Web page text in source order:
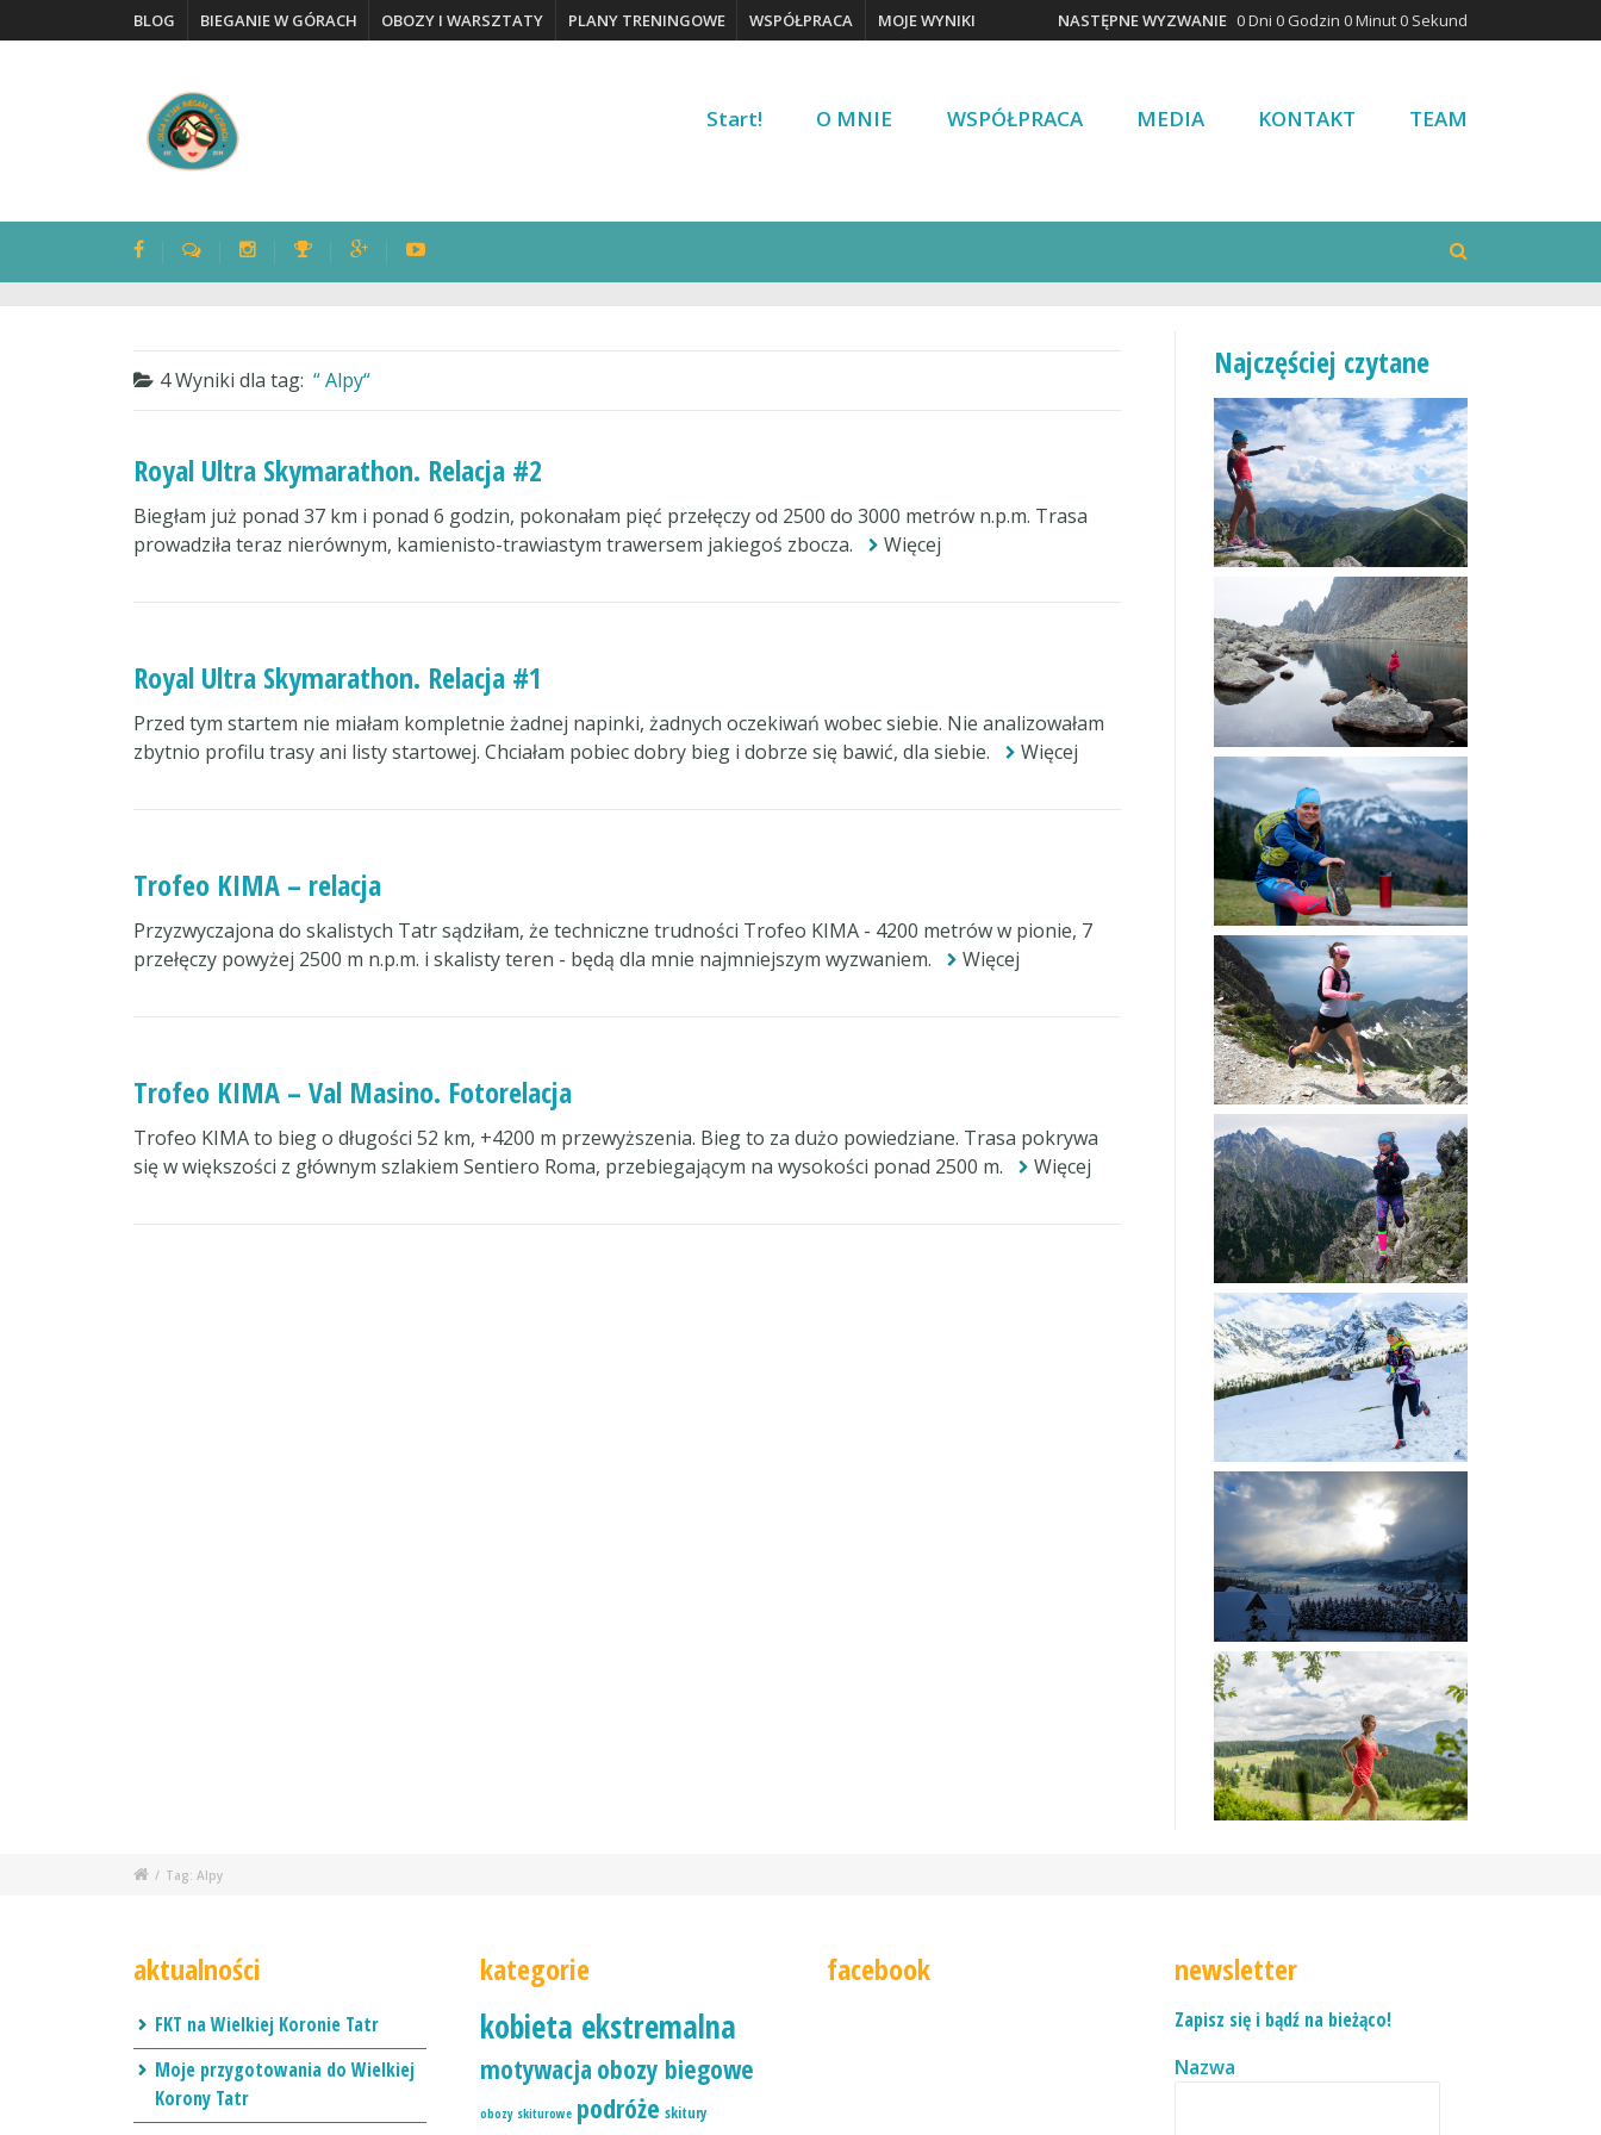
BLOG BIEGANIE W GÓRACH OBOZY I WARSZTATY PLANY TRENINGOWE WSPÓŁPRACA MOJE WYNIKI NASTĘPNE WYZWANIE 0 Dni 0 Godzin 0 Minut 0 Sekund
Start! O MNIE WSPÓŁPRACA MEDIA KONTAKT TEAM
4 Wyniki dla tag: Alpy
Royal Ultra Skymarathon. Relacja #2
Biegłam już ponad 37 km i ponad 6 godzin, pokonałam pięć przełęczy od 2500 do 3000 metrów n.p.m. Trasa
prowadziła teraz nierównym, kamienisto-trawiastym trawersem jakiegoś zbocza.
Więcej
Royal Ultra Skymarathon. Relacja #1
Przed tym startem nie miałam kompletnie żadnej napinki, żadnych oczekiwań wobec siebie. Nie analizowałam
zbytnio profilu trasy ani listy startowej. Chciałam pobiec dobry bieg i dobrze się bawić, dla siebie.
Więcej
Trofeo KIMA – relacja
Przyzwyczajona do skalistych Tatr sądziłam, że techniczne trudności Trofeo KIMA - 4200 metrów w pionie, 7
przełęczy powyżej 2500 m n.p.m. i skalisty teren - będą dla mnie najmniejszym wyzwaniem.
Więcej
Trofeo KIMA – Val Masino. Fotorelacja
Trofeo KIMA to bieg o długości 52 km, +4200 m przewyższenia. Bieg to za dużo powiedziane. Trasa pokrywa
się w większości z głównym szlakiem Sentiero Roma, przebiegającym na wysokości ponad 2500 m.
Więcej
Najczęściej czytane
/ Tag: Alpy
aktualności
FKT na Wielkiej Koronie Tatr
Moje przygotowania do Wielkiej
Korony Tatr
kategorie
kobieta ekstremalna
motywacja obozy biegowe
obozy skiturowe podróże skitury
facebook newsletter
Zapisz się i bądź na bieżąco!
Nazwa